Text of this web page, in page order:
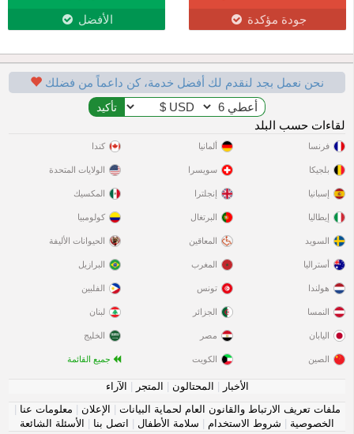
جودة مؤكدة الأفضل
نحن نعمل بجد لنقدم لك أفضل خدمة، كن داعماً من فضلك
لقاءات حسب البلد
فرنسا
بلجيكا
إسبانيا
إيطاليا
السويد
ألمانيا
سويسرا
إنجلترا
البرتغال
المعاقين
كندا
الولايات المتحدة
المكسيك
كولومبيا
الحيوانات الأليفة
أستراليا
هولندا
النمسا
اليابان
الصين
المغرب
تونس
الجزائر
مصر
الكويت
البرازيل
الفلبين
لبنان
الخليج
جميع القائمة
الأخبار المحتالون المتجر
الآراء
ملفات تعريف الارتباط والقانون العام لحماية البيانات
الإعلان معلومات عنا
الخصوصية
شروط الاستخدام سلامة الأطفال اتصل بنا الأسئلة الشائعة